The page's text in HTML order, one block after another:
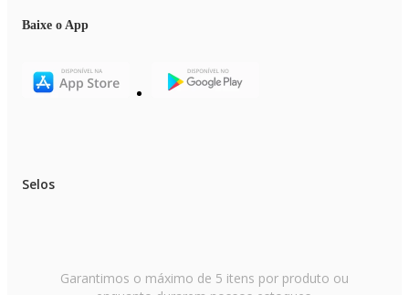
Baixe o App
Selos
Garantimos o máximo de 5 itens por produto ou